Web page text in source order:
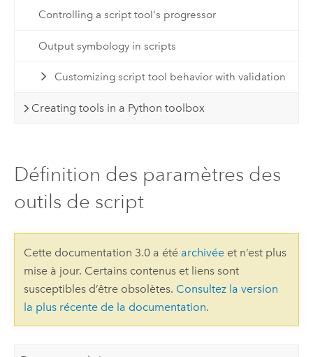
Controlling a script tool's progressor
Output symbology in scripts
Customizing script tool behavior with validation
Creating tools in a Python toolbox
Définition des paramètres des
outils de script
Cette documentation 3.0 a été archivéeet n’est plus
mise à jour. Certains contenus et liens sont
susceptibles d’être obsolètes. Consultez la version
la plus récente de la documentation.